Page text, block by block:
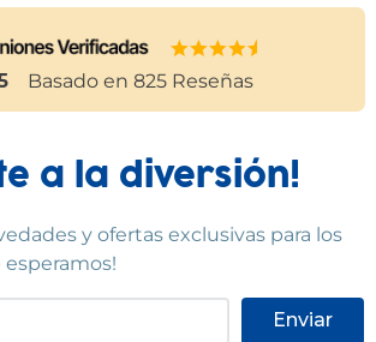
Basado en 825 Reseñas
a la diversión!
y ofertas exclusivas para los
esperamos!
Enviar